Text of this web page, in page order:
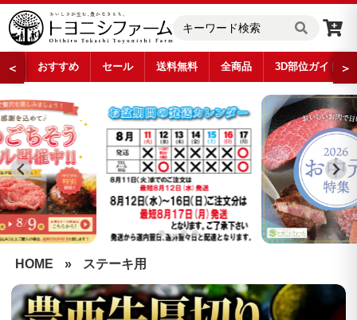
＜ おすすめ セール 送料無料 全商品 3D部位ガイド ＞
HOME » ステーキ用